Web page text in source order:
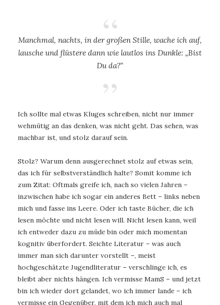
Manchmal, nachts, in der großen Stille, wache ich auf,
lausche und flüstere dann wie lautlos ins Dunkle: „Bist
Du da?“
Ich sollte mal etwas Kluges schreiben, nicht nur immer
wehmütig an das denken, was nicht geht. Das sehen, was
machbar ist, und stolz darauf sein.
Stolz? Warum denn ausgerechnet stolz auf etwas sein,
das ich für selbstverständlich halte? Somit komme ich
zum Zitat: Oftmals greife ich, nach so vielen Jahren –
inzwischen habe ich sogar ein anderes Bett – links neben
mich und fasse ins Leere. Oder ich taste Bücher, die ich
lesen möchte und nicht lesen will. Nicht lesen kann, weil
ich entweder dazu zu müde bin oder mich momentan
kognitiv überfordert. Seichte Literatur – was auch
immer man sich darunter vorstellt –, meist
hochgeschätzte Jugendliteratur – verschlinge ich, es
bleibt aber nichts hängen. Ich vermisse MamS – und jetzt
bin ich wieder dort gelandet, wo ich immer lande – ich
vermisse ein Gegenüber, mit dem ich mich auch mal